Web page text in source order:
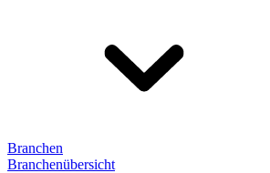
Branchen
Branchenübersicht